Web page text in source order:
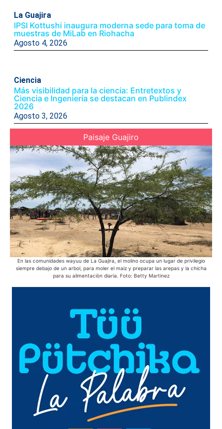
La Guajira
IPSI Kottushi inaugura moderna sede para toma de
muestras de MiLab en Riohacha
Agosto 4, 2026
Ciencia
Más visibilidad para la ciencia: Entretextos y
Ciencia e Ingeniería se destacan en Publindex
2026
Agosto 3, 2026
Paisaje Guajiro
En las comunidades wayuu de La Guajira, el molino ocupa un lugar de privilegio
siempre debajo de un arbol, para moler el maiz y preparar las arepas y la chicha
para su alimentaciòn diaria. Foto: Betty Martinez